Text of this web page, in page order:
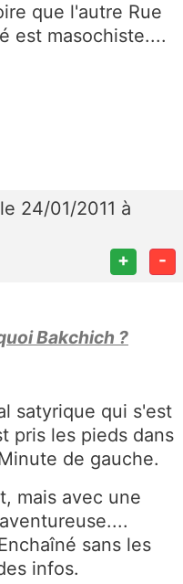
que l'autre Rue
est masochiste....
le 24/01/2011 à
+ -
Bakchich ?
satyrique qui s'est
pris les pieds dans
de gauche.
mais avec une
sans les
infos.